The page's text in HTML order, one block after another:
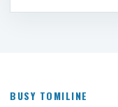
BUSY TOMILINE